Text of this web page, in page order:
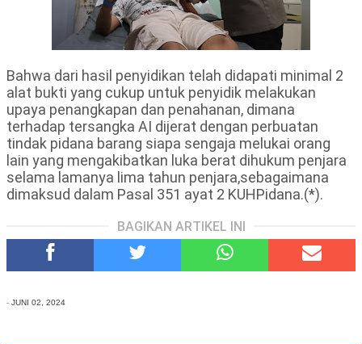
Bahwa dari hasil penyidikan telah didapati minimal 2
alat bukti yang cukup untuk penyidik melakukan
upaya penangkapan dan penahanan, dimana
terhadap tersangka AI dijerat dengan perbuatan
tindak pidana barang siapa sengaja melukai orang
lain yang mengakibatkan luka berat dihukum penjara
selama lamanya lima tahun penjara,sebagaimana
dimaksud dalam Pasal 351 ayat 2 KUHPidana.(*).
BAGIKAN ARTIKEL INI
- JUNI 02, 2024